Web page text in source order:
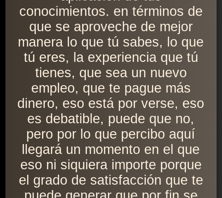
conocimientos. en términos de
que se aproveche de mejor
manera lo que tú sabes, lo que
tú eres, la experiencia que tú
tienes, que sea un nuevo
empleo, que te pague más
dinero, eso está por verse, eso
es debatible, puede que no,
pero por lo que percibo aquí
llegará un momento en el que
eso ni siquiera importe porque
el grado de satisfacción que te